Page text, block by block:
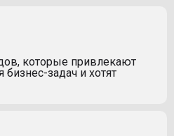
которые привлекают
задач и хотят